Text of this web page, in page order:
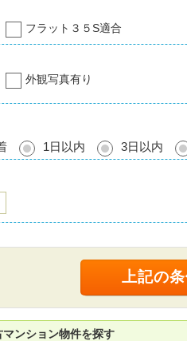
フラット３５S適合
外観写真有り
1日以内 3日以内
ンション物件を探す